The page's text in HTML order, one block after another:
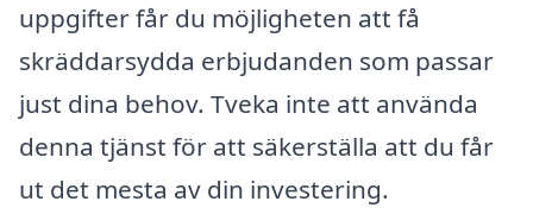
uppgifter får du möjligheten att få
skräddarsydda erbjudanden som passar
just dina behov. Tveka inte att använda
denna tjänst för att säkerställa att du får
ut det mesta av din investering.